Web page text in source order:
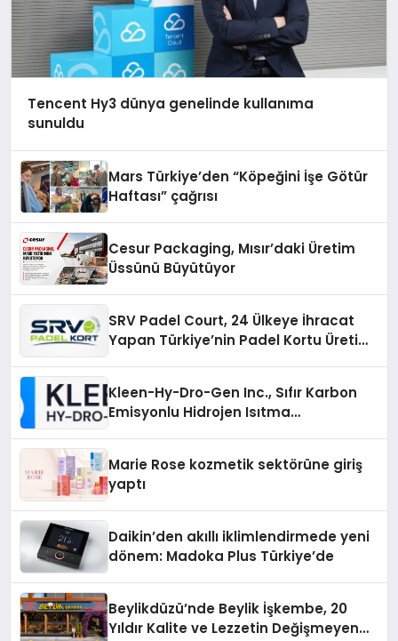
Tencent Hy3 dünya genelinde kullanıma
sunuldu
Mars Türkiye’den “Köpeğini İşe Götür
Haftası” çağrısı
Cesur Packaging, Mısır’daki Üretim
Üssünü Büyütüyor
SRV Padel Court, 24 Ülkeye İhracat
Yapan Türkiye’nin Padel Kortu Üretim
Kleen-Hy-Dro-Gen Inc., Sıfır Karbon
Emisyonlu Hidrojen Isıtma
Marie Rose kozmetik sektörüne giriş
yaptı
Daikin’den akıllı iklimlendirmede yeni
dönem: Madoka Plus Türkiye’de
Beylikdüzü’nde Beylik İşkembe, 20
Yıldır Kalite ve Lezzetin Değişmeyen